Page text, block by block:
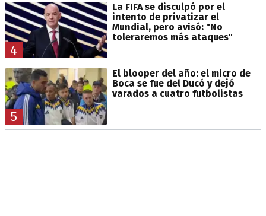
4
La FIFA se disculpó por el
intento de privatizar el
Mundial, pero avisó: "No
toleraremos más ataques"
5
El blooper del año: el micro de
Boca se fue del Ducó y dejó
varados a cuatro futbolistas